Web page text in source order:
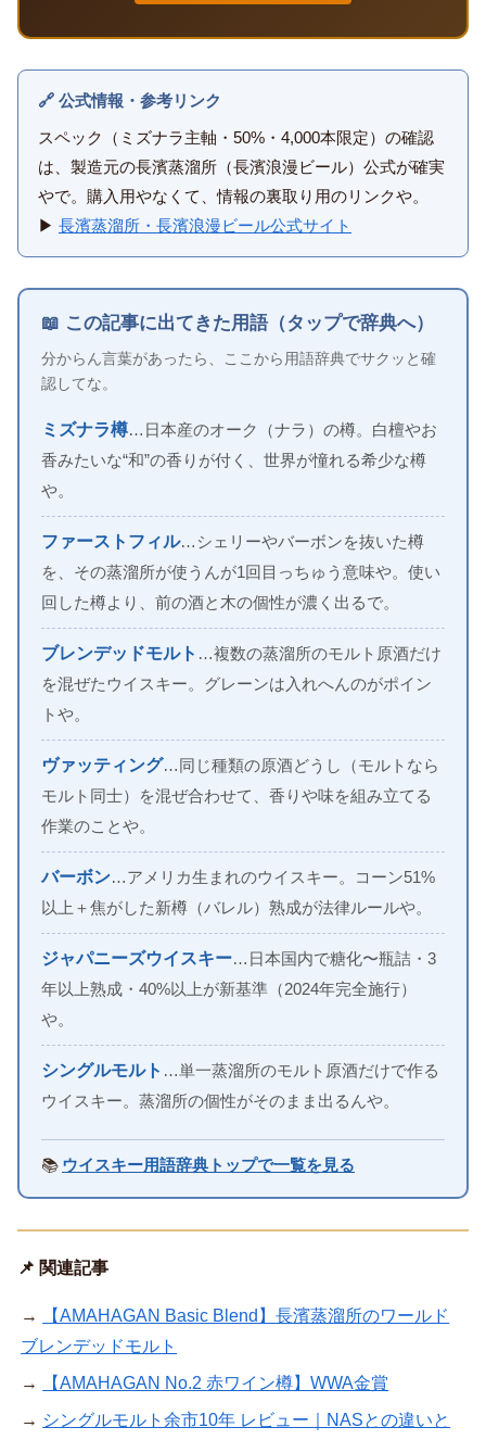
🔗 公式情報・参考リンク
スペック（ミズナラ主軸・50%・4,000本限定）の確認
は、製造元の長濱蒸溜所（長濱浪漫ビール）公式が確実
やで。購入用やなくて、情報の裏取り用のリンクや。
▶ 長濱蒸溜所・長濱浪漫ビール公式サイト
📖 この記事に出てきた用語（タップで辞典へ）
分からん言葉があったら、ここから用語辞典でサクッと確
認してな。
ミズナラ樽…日本産のオーク（ナラ）の樽。白檀やお
香みたいな“和”の香りが付く、世界が憧れる希少な樽
や。
ファーストフィル…シェリーやバーボンを抜いた樽
を、その蒸溜所が使うんが1回目っちゅう意味や。使い
回した樽より、前の酒と木の個性が濃く出るで。
ブレンデッドモルト …複数の蒸溜所のモルト原酒だけ
を混ぜたウイスキー。グレーンは入れへんのがポイン
トや。
ヴァッティング…同じ種類の原酒どうし（モルトなら
モルト同士）を混ぜ合わせて、香りや味を組み立てる
作業のことや。
バーボン…アメリカ生まれのウイスキー。コーン51%
以上＋焦がした新樽（バレル）熟成が法律ルールや。
ジャパニーズウイスキー…日本国内で糖化〜瓶詰・3
年以上熟成・40%以上が新基準（2024年完全施行）
や。
シングルモルト …単一蒸溜所のモルト原酒だけで作る
ウイスキー。蒸溜所の個性がそのまま出るんや。
📚 ウイスキー用語辞典トップで一覧を見る
📌 関連記事
→
【AMAHAGAN Basic Blend】長濱蒸溜所のワールド
ブレンデッドモルト
→ 【AMAHAGAN No.2 赤ワイン樽】WWA金賞
→ シングルモルト余市10年 レビュー｜NASとの違いと